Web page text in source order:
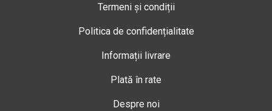
Termeni și condiții
Politica de confidențialitate
Informații livrare
Plată în rate
Despre noi